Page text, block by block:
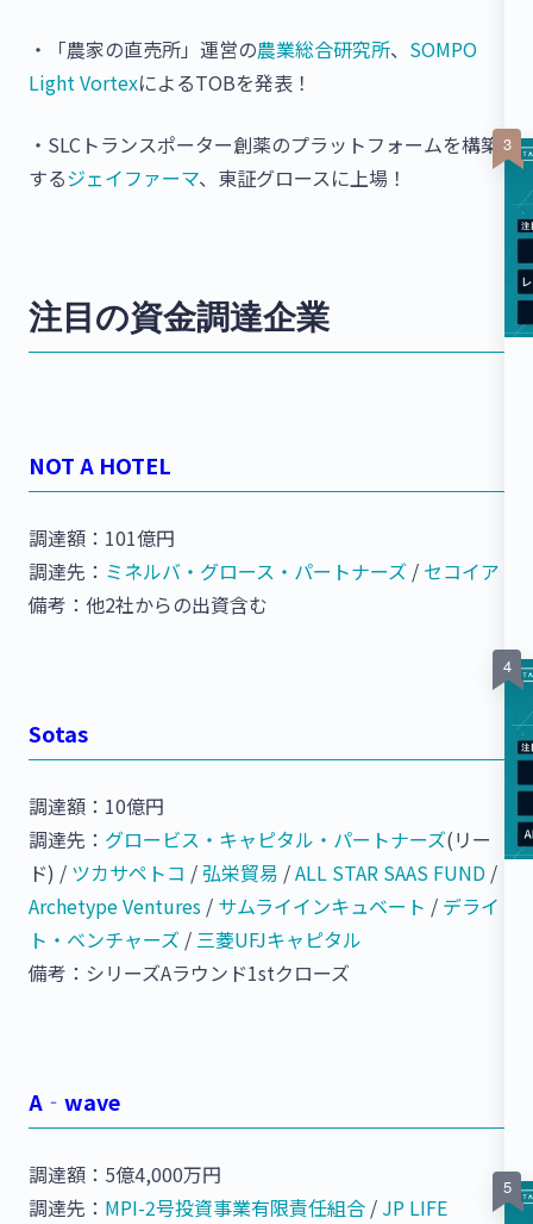
・「農家の直売所」運営の農業総合研究所、 SOMPO
Light VortexによるTOBを発表！
・SLCトランスポーター創薬のプラットフォームを構築
するジェイファーマ、東証グロースに上場！
注目の資金調達企業
NOT A HOTEL
調達額：101億円
調達先： ミネルバ・グロース・パートナーズ / セコイア
備考：他2社からの出資含む
Sotas
調達額：10億円
調達先： グロービス・キャピタル・パートナーズ(リー
ド) / ツカサペトコ /弘栄貿易 /ALL STAR SAAS FUND /
Archetype Ventures / サムライインキュベート / デライ
ト・ベンチャーズ / 三菱UFJキャピタル
備考：シリーズAラウンド1stクローズ
A‐wave
調達額：5億4,000万円
調達先： MPI-2号投資事業有限責任組合 / JP LIFE